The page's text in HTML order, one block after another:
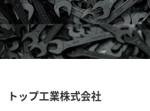
トップ工業株式会社